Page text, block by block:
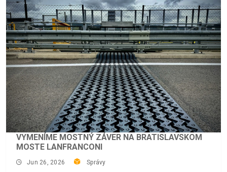
VYMENÍME MOSTNÝ ZÁVER NA BRATISLAVSKOM
MOSTE LANFRANCONI
Jun 26, 2026 Správy